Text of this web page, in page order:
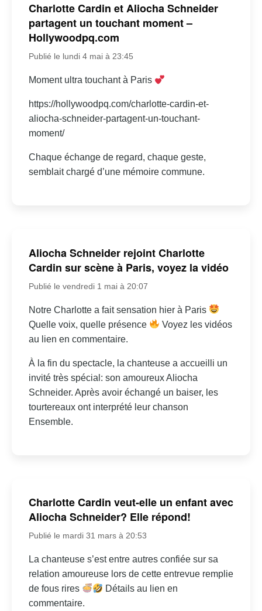
Charlotte Cardin et Aliocha Schneider
partagent un touchant moment –
Hollywoodpq.com
Publié le lundi 4 mai à 23:45
Moment ultra touchant à Paris
https://hollywoodpq.com/charlotte-cardin-et-
aliocha-schneider-partagent-un-touchant-
moment/
Chaque échange de regard, chaque geste,
semblait chargé d’une mémoire commune.
Aliocha Schneider rejoint Charlotte
Cardin sur scène à Paris, voyez la vidéo
Publié le vendredi 1 mai à 20:07
Notre Charlotte a fait sensation hier à Paris
Quelle voix, quelle présence
Voyez les vidéos
au lien en commentaire.
À la fin du spectacle, la chanteuse a accueilli un
invité très spécial: son amoureux Aliocha
Schneider. Après avoir échangé un baiser, les
tourtereaux ont interprété leur chanson
Ensemble.
Charlotte Cardin veut-elle un enfant avec
Aliocha Schneider? Elle répond!
Publié le mardi 31 mars à 20:53
La chanteuse s’est entre autres confiée sur sa
relation amoureuse lors de cette entrevue remplie
de fous rires
Détails au lien en
commentaire.